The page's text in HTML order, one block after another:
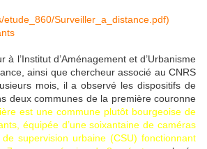
etude_860/Surveiller_a_distance.pdf)
à l’Institut d’Aménagement et d’Urbanisme
ainsi que chercheur associé au CNRS
mois, il a observé les dispositifs de
deux communes de la première couronne
est une commune plutôt bourgeoise de
équipée d’une soixantaine de caméras
supervision urbaine (CSU) fonctionnant